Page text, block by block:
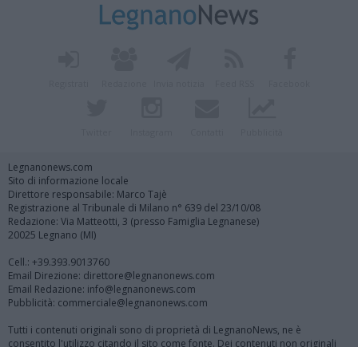
Legnanonews.com
Sito di informazione locale
Direttore responsabile: Marco Tajè
Registrazione al Tribunale di Milano n° 639 del 23/10/08
Redazione: Via Matteotti, 3 (presso Famiglia Legnanese)
20025 Legnano (MI)
Cell.: +39.393.9013760
Email Direzione: direttore@legnanonews.com
Email Redazione: info@legnanonews.com
Pubblicità: commerciale@legnanonews.com
Tutti i contenuti originali sono di proprietà di LegnanoNews, ne è
consentito l'utilizzo citando il sito come fonte. Dei contenuti non originali